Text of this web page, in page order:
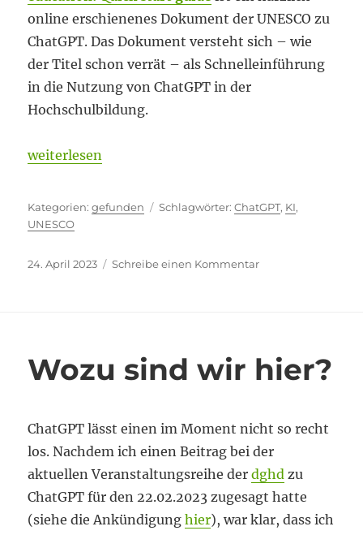
online erschienenes Dokument der UNESCO zu
ChatGPT. Das Dokument versteht sich – wie
der Titel schon verrät – als Schnelleinführung
in die Nutzung von ChatGPT in der
Hochschulbildung.
„Kein schlechter Ratschlag“
weiterlesen
Kategorien
gefunden Schlagwörter
ChatGPT, KI,
UNESCO
Veröffentlicht
24. April 2023 Schreibe einen Kommentarzu
Wozu sind wir hier?
ChatGPT lässt einen im Moment nicht so recht
los. Nachdem ich einen Beitrag bei der
aktuellen Veranstaltungsreihe derdghd zu
ChatGPT für den 22.02.2023 zugesagt hatte
(siehe die Ankündigunghier), war klar, dass ich